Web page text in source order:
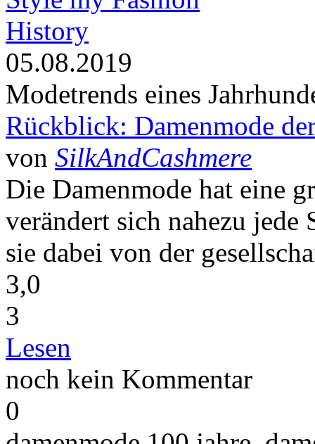
History
05.08.2019
Modetrends eines
Rückblick: Damenmode
von SilkAndCashmere
Die Damenmode hat eine
verändert sich nahezu jede
sie dabei von der
3,0
3
Lesen
noch kein Kommentar
0